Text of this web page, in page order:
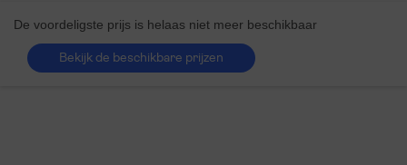
De voordeligste prijs is helaas niet meer beschikbaar
Bekijk de beschikbare prijzen